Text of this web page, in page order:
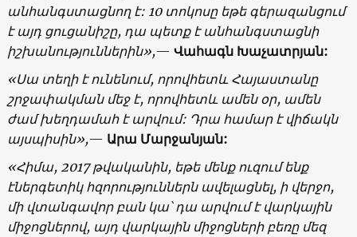
անհանգստացնող է: 10 տոկոսը եթե գերազանցում
է այդ ցուցանիշը, դա պետք է անհանգստացնի
իշխանություններին»,— Վահագն Խաչատրյան:
«Սա տեղի է ունենում, որովհետև Հայաստանը
շրջափակման մեջ է, որովհետև ամեն օր, ամեն
ժամ խեղդամահ է արվում: Դրա համար է վիճակն
այսպիսին»,— Արա Մարջանյան:
«Հիմա, 2017 թվականին, եթե մենք ուզում ենք
էներգետիկ հզորություններն ավելացնել, ի վերջո,
մի վտանգավոր բան կա՝ դա արվում է վարկային
միջոցներով, այդ վարկային միջոցների բեռը մեզ